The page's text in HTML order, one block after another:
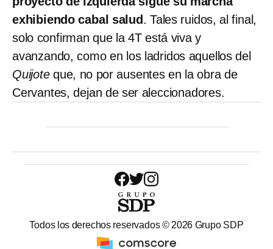
exhibiendo cabal salud . Tales ruidos, al final,
solo confirman que la 4T está viva y
avanzando, como en los ladridos aquellos del
Quijoteque, no por ausentes en la obra de
Cervantes, dejan de ser aleccionadores.
Todos los derechos reservados © 2026 Grupo SDP